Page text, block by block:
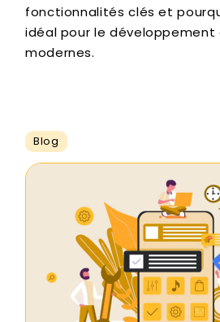
fonctionnalités clés et
idéal pour le développement
modernes.
Blog